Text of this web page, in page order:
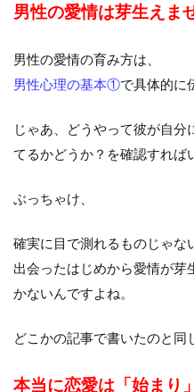
男性の愛情は芽生えま
男性の愛情の育み方は、
男性心理の基本①で具体的に
じゃあ、どうやって彼が自分
てるかどうか？を確認すれば
ぶっちゃけ、
確実に目で測れるものじゃな
出会ったはじめから愛情が芽
かないんですよね。
どこかの記事で書いたのと同
本当に恋愛は「始まり